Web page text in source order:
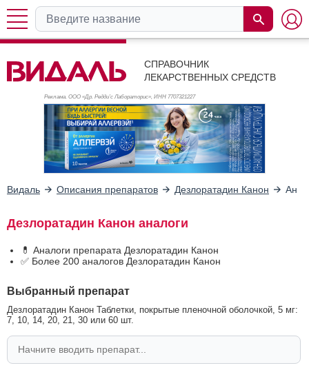
СПРАВОЧНИК
ЛЕКАРСТВЕННЫХ СРЕДСТВ
Реклама. ООО «Др. Редди’с Лабораторис», ИНН 7707321227
Видаль Описания препаратов Дезлоратадин Канон
Дезлоратадин Канон аналоги
💊 Аналоги препарата Дезлоратадин Канон
✅ Более 200 аналогов Дезлоратадин Канон
Выбранный препарат
Дезлоратадин Канон Таблетки, покрытые пленочной оболочкой, 5 мг:
7, 10, 14, 20, 21, 30 или 60 шт.